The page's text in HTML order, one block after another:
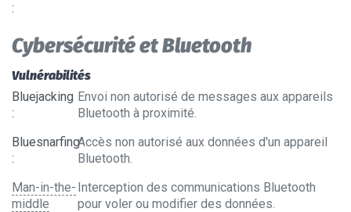
:
Cybersécurité et Bluetooth
Vulnérabilités
Bluejacking
:
Envoi non autorisé de messages aux appareils
Bluetooth à proximité.
Bluesnarfing
:
Accès non autorisé aux données d'un appareil
Bluetooth.
Man-in-the-
middle
Interception des communications Bluetooth
pour voler ou modifier des données.